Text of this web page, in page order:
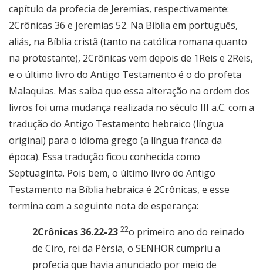
capítulo da profecia de Jeremias, respectivamente:
2Crônicas 36 e Jeremias 52. Na Bíblia em português,
aliás, na Bíblia cristã (tanto na católica romana quanto
na protestante), 2Crônicas vem depois de 1Reis e 2Reis,
e o último livro do Antigo Testamento é o do profeta
Malaquias. Mas saiba que essa alteração na ordem dos
livros foi uma mudança realizada no século III a.C. com a
tradução do Antigo Testamento hebraico (língua
original) para o idioma grego (a língua franca da
época). Essa tradução ficou conhecida como
Septuaginta. Pois bem, o último livro do Antigo
Testamento na Bíblia hebraica é 2Crônicas, e esse
termina com a seguinte nota de esperança:
2Crônicas 36.22-23 22o primeiro ano do reinado
de Ciro, rei da Pérsia, o SENHOR cumpriu a
profecia que havia anunciado por meio de